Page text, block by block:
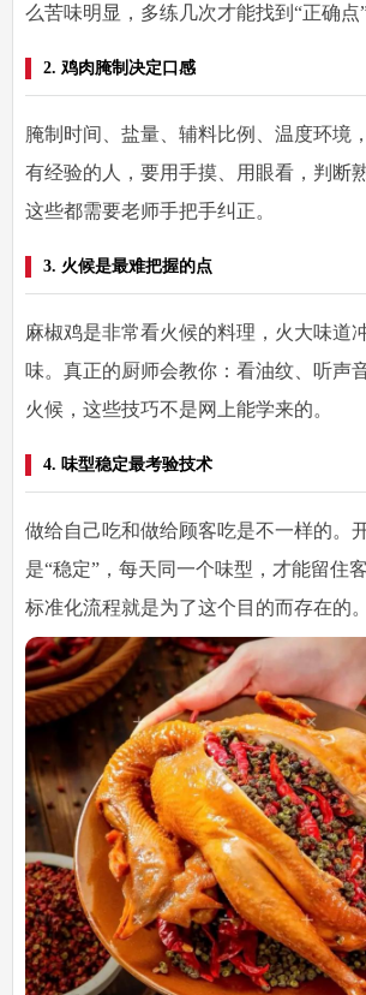
么苦味明显，多练几次才能找到“正确点”
2. 鸡肉腌制决定口感
腌制时间、盐量、辅料比例、温度环境
有经验的人，要用手摸、用眼看，判断
这些都需要老师手把手纠正。
3. 火候是最难把握的点
麻椒鸡是非常看火候的料理，火大味道
味。真正的厨师会教你：看油纹、听声
火候，这些技巧不是网上能学来的。
4. 味型稳定最考验技术
做给自己吃和做给顾客吃是不一样的。
是“稳定”，每天同一个味型，才能留住
标准化流程就是为了这个目的而存在的。